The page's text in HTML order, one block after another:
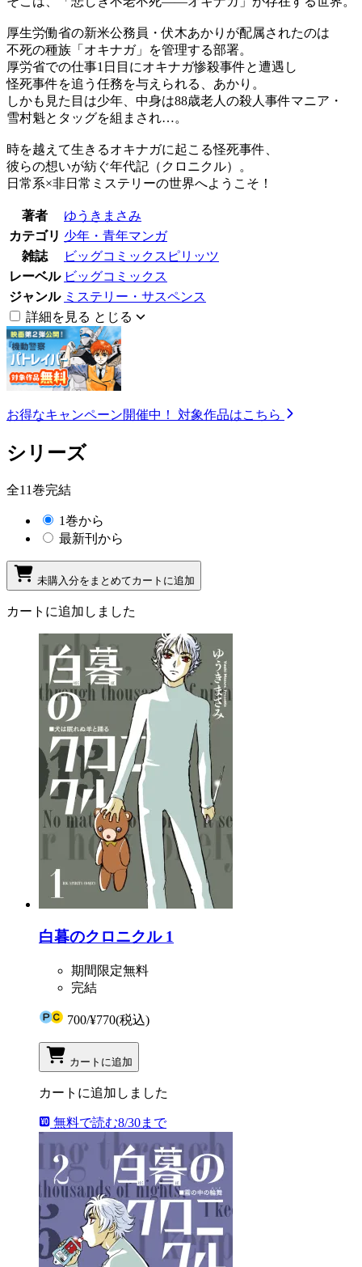
厚生労働省の新米公務員・伏木あかりが配属されたのは
不死の種族「オキナガ」を管理する部署。
厚労省での仕事1日目にオキナガ惨殺事件と遭遇し
怪死事件を追う任務を与えられる、あかり。
しかも見た目は少年、中身は88歳老人の殺人事件マニア・
雪村魁とタッグを組まされ…。
時を越えて生きるオキナガに起こる怪死事件、
彼らの想いが紡ぐ年代記（クロニクル）。
日常系×非日常ミステリーの世界へようこそ！
著者
ゆうきまさみ
カテゴリ 少年・青年マンガ
雑誌
ビッグコミックスピリッツ
レーベル ビッグコミックス
ジャンル ミステリー・サスペンス
詳細を見る とじる
お得なキャンペーン開催中！ 対象作品はこちら
シリーズ
全11巻完結
1巻から
最新刊から
未購入分をまとめてカートに追加
カートに追加しました
白暮のクロニクル 1
期間限定無料
完結
700/¥770(税込)
カートに追加
カートに追加しました
無料で読む8/30まで